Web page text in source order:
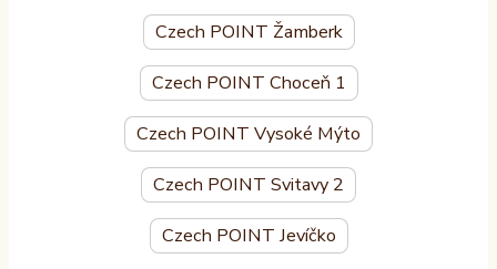
Czech POINT Žamberk
Czech POINT Choceň 1
Czech POINT Vysoké Mýto
Czech POINT Svitavy 2
Czech POINT Jevíčko